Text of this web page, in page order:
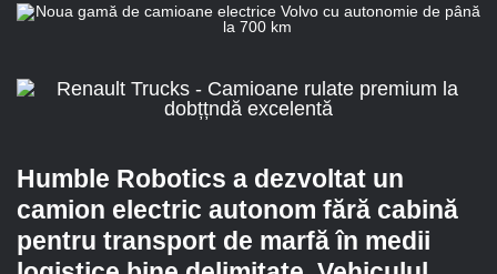
Humble Robotics a dezvoltat un
camion electric autonom fără cabină
pentru transport de marfă în medii